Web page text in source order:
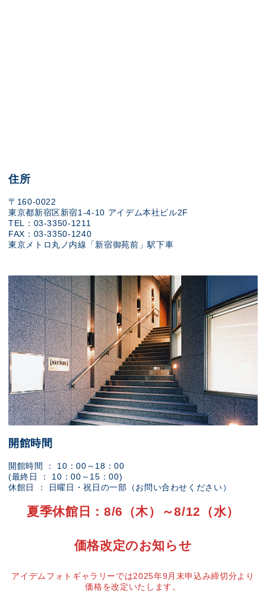
住所
〒160-0022
東京都新宿区新宿1-4-10 アイデム本社ビル2F
TEL：03-3350-1211
FAX：03-3350-1240
東京メトロ丸ノ内線「新宿御苑前」駅下車
開館時間
開館時間 ： 10：00～18：00
(最終日 ： 10：00～15：00)
休館日 ： 日曜日・祝日の一部（お問い合わせください）
夏季休館日：8/6（木）～8/12（水）
価格改定のお知らせ
アイデムフォトギャラリーでは2025年9月末申込み締切分より
価格を改定いたします。